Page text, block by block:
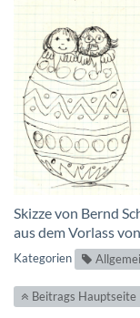
Skizze von Bernd
aus dem Vorlass von
Kategorien
Beitrags Hauptseite